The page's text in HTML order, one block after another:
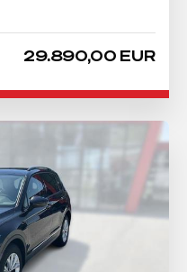
29.890,00 EUR